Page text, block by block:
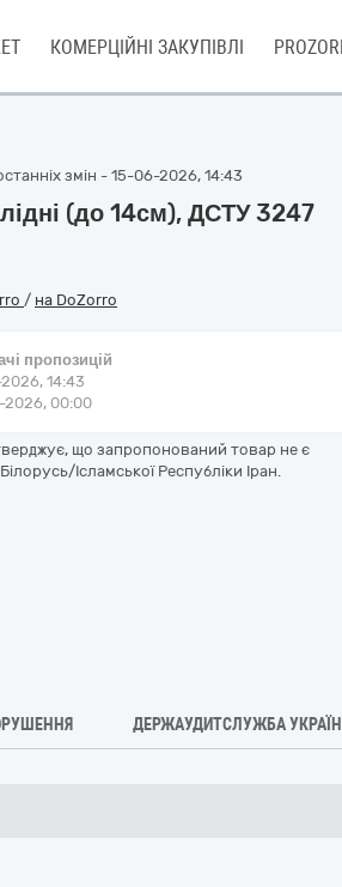
КОМЕРЦІЙНІ ЗАКУПІВЛІ
змін - 15-06-2026, 14:43
(до 14см), ДСТУ 3247
/ на DoZorro
пропозицій
14:43
2026, 00:00
що запропонований товар не є
Ісламської Республіки Іран.
ДЕРЖАУДИТСЛУЖБА